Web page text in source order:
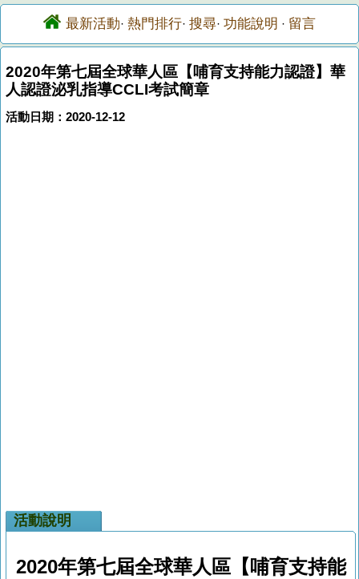
最新活動· 熱門排行· 搜尋· 功能說明 · 留言
2020年第七屆全球華人區【哺育支持能力認證】華
人認證泌乳指導CCLI考試簡章
活動日期：2020-12-12
活動說明
2020年第七屆全球華人區【哺育支持能